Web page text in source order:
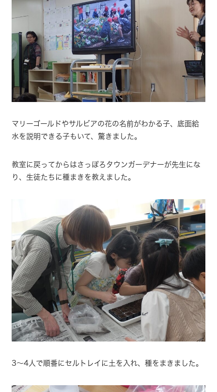
マリーゴールドやサルビアの花の名前がわかる子、底面給
水を説明できる子もいて、驚きました。
教室に戻ってからはさっぽろタウンガーデナーが先生にな
り、生徒たちに種まきを教えました。
3～4人で順番にセルトレイに土を入れ、種をまきました。